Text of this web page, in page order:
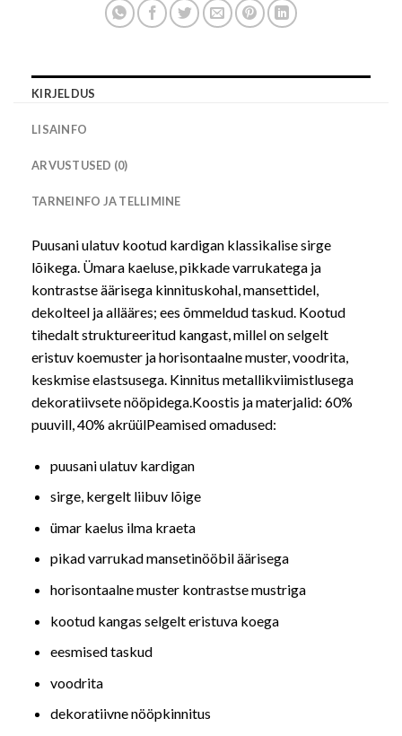
KIRJELDUS
LISAINFO
ARVUSTUSED (0)
TARNEINFO JA TELLIMINE
Puusani ulatuv kootud kardigan klassikalise sirge
lõikega. Ümara kaeluse, pikkade varrukatega ja
kontrastse äärisega kinnituskohal, mansettidel,
dekolteel ja allääres; ees õmmeldud taskud. Kootud
tihedalt struktureeritud kangast, millel on selgelt
eristuv koemuster ja horisontaalne muster, voodrita,
keskmise elastsusega. Kinnitus metallikviimistlusega
dekoratiivsete nööpidega.Koostis ja materjalid: 60%
puuvill, 40% akrüülPeamised omadused:
puusani ulatuv kardigan
sirge, kergelt liibuv lõige
ümar kaelus ilma kraeta
pikad varrukad mansetinööbil äärisega
horisontaalne muster kontrastse mustriga
kootud kangas selgelt eristuva koega
eesmised taskud
voodrita
dekoratiivne nööpkinnitus